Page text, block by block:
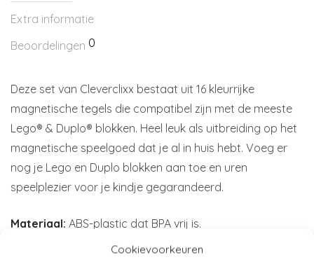
Cookievoorkeuren
Extra informatie
Beoordelingen 0
Deze set van Cleverclixx bestaat uit 16 kleurrijke
magnetische tegels die compatibel zijn met de meeste
Lego® & Duplo® blokken. Heel leuk als uitbreiding op het
magnetische speelgoed dat je al in huis hebt. Voeg er
nog je Lego en Duplo blokken aan toe en uren
speelplezier voor je kindje gegarandeerd.
Materiaal: ABS-plastic dat BPA vrij is.